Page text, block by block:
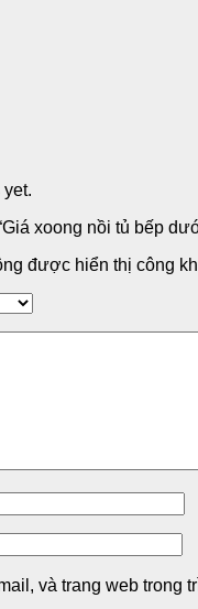
xoong nồi tủ bếp
được hiển thị công
và trang web trong